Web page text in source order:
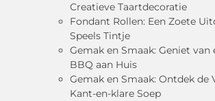
Creatieve Taartdecoratie
Fondant Rollen: Een Zoete
Speels Tintje
Gemak en Smaak: Geniet van
BBQ aan Huis
Gemak en Smaak: Ontdek de
Kant-en-klare Soep